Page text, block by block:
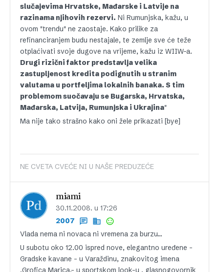
slučajevima Hrvatske, Mađarske i Latvije na
razinama njihovih rezervi. Ni Rumunjska, kažu, u
ovom "trendu" ne zaostaje. Kako prilike za
refinanciranjem budu nestajale, te zemlje sve će teže
otplaćivati svoje dugove na vrijeme, kažu iz WIIW-a.
Drugi rizični faktor predstavlja velika
zastupljenost kredita podignutih u stranim
valutama u portfeljima lokalnih banaka. S tim
problemom suočavaju se Bugarska, Hrvatska,
Mađarska, Latvija, Rumunjska i Ukrajina"
Ma nije tako strašno kako oni žele prikazati [bye]
NE CVETA CVEĆE NI U NAŠE PREDUZEĆE
miami
30.11.2008. u 17:26
2007
Vlada nema ni novaca ni vremena za burzu…
U subotu oko 12.00 ispred nove, elegantno uređene -
Gradske kavane – u Varaždinu, znakovitog imena
.Grofica Marica.- u sportskom look-u , glasnogovornik